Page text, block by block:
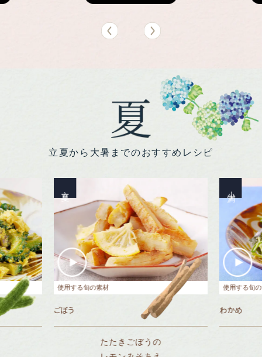
立夏から大暑までのおすすめレシピ
使用する旬の素材
ごぼう
たたきごぼうの
使用する旬
わかめ